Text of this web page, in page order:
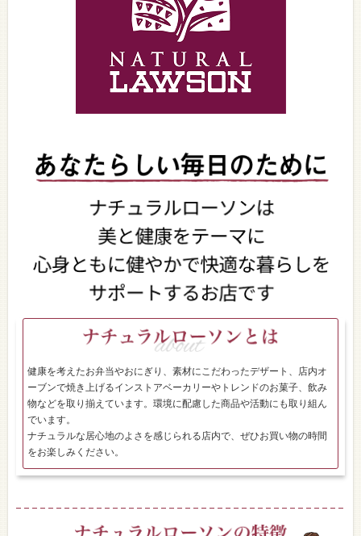
健康を考えたお弁当やおにぎり、素材にこだわったデザート、店内オ
ーブンで焼き上げるインストアベーカリーやトレンドのお菓子、飲み
物などを取り揃えています。環境に配慮した商品や活動にも取り組ん
でいます。
ナチュラルな居心地のよさを感じられる店内で、ぜひお買い物の時間
をお楽しみください。